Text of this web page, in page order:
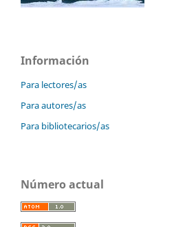
Información
Para lectores/as
Para autores/as
Para bibliotecarios/as
Número actual